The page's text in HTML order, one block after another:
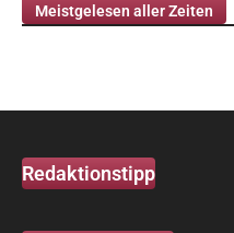
Meistgelesen aller Zeiten
Redaktionstipp